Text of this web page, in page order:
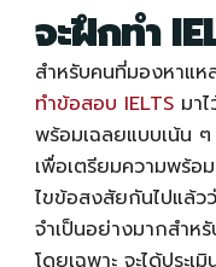
จะฝึกทำ
สำหรับคนที่มองหาแ
ทำข้อสอบ IELTSมาไ
พร้อมเฉลยแบบเน้น
เพื่อเตรียมความพร้อ
ไขข้อสงสัยกันไปแล้ว
จำเป็นอย่างมากสำห
โดยเฉพาะ จะได้ประ